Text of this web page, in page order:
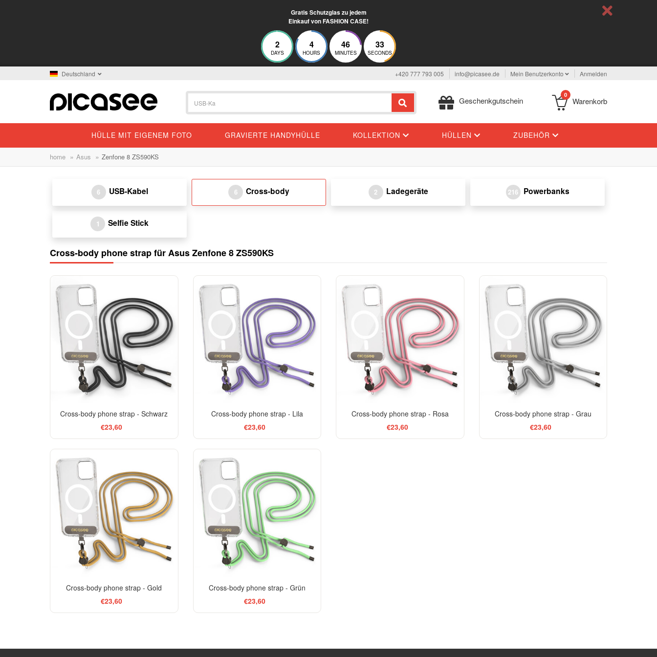
Gratis Schutzglas zu jedem
Einkauf von FASHION CASE!
2
DAYS
4
HOURS
46
MINUTES
33
SECONDS
Deutschland +420 777 793 005 info@picasee.de Mein Benutzerkonto Anmelden
Geschenkgutschein
0
Warenkorb
HÜLLE MIT EIGENEM FOTO GRAVIERTE HANDYHÜLLE KOLLEKTION HÜLLEN ZUBEHÖR
home » Asus » Zenfone 8 ZS590KS
6 USB-Kabel 6 Cross-body 2 Ladegeräte 216 Powerbanks
1 Selfie Stick
Cross-body phone strap für Asus Zenfone 8 ZS590KS
Cross-body phone strap - Schwarz
€23,60
Cross-body phone strap - Lila
€23,60
Cross-body phone strap - Rosa
€23,60
Cross-body phone strap - Grau
€23,60
Cross-body phone strap - Gold
€23,60
Cross-body phone strap - Grün
€23,60